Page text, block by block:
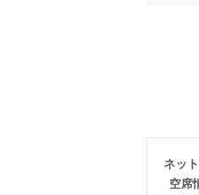
ネッ
空席